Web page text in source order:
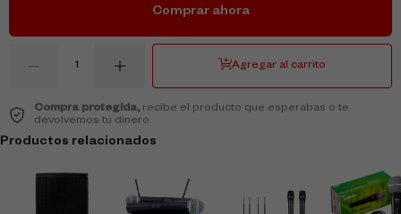
Comprar ahora
Agregar al carrito
Compra protegida,recibe el producto que esperabas o te
devolvemos tu dinero.
Productos relacionados